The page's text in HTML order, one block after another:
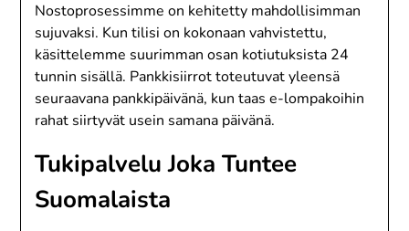
Nostoprosessimme on kehitetty mahdollisimman
sujuvaksi. Kun tilisi on kokonaan vahvistettu,
käsittelemme suurimman osan kotiutuksista 24
tunnin sisällä. Pankkisiirrot toteutuvat yleensä
seuraavana pankkipäivänä, kun taas e-lompakoihin
rahat siirtyvät usein samana päivänä.
Tukipalvelu Joka Tuntee
Suomalaista